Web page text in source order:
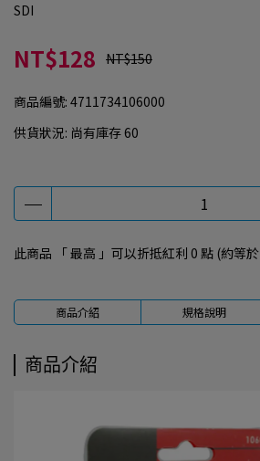
SDI
NT$128 NT$150
商品編號: 4711734106000
供貨狀況: 尚有庫存 60
此商品 「 最高 」可以折抵紅利 0 點 (約等於
商品介紹 規格說明
商品介紹